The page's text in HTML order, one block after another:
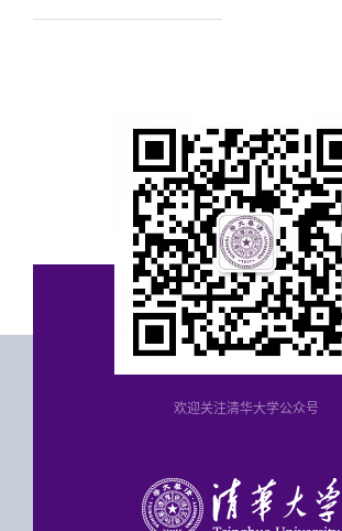
欢迎关注清华大学公众号